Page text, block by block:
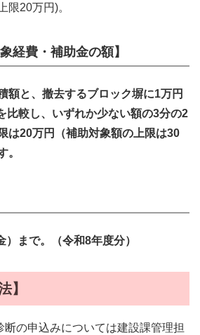
限20万円)。
経費・補助金の額】
額と、撤去するブロック塀に1万円
比較し、いずれか少ない額の3分の2
は20万円（補助対象額の上限は30
。
まで。（令和8年度分）
】
断の申込みについては建設課管理担